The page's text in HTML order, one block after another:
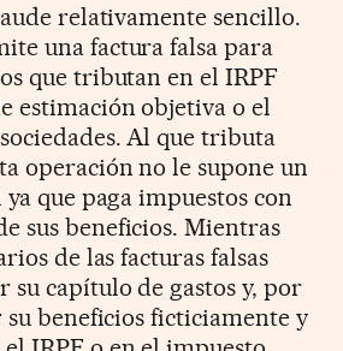
relativamente sencillo.
una factura falsa para
que tributan en el IRPF
estimación objetiva o el
Al que tributa
operación no le supone un
que paga impuestos con
sus beneficios. Mientras
de las facturas falsas
su capítulo de gastos y, por
beneficios ficticiamente y